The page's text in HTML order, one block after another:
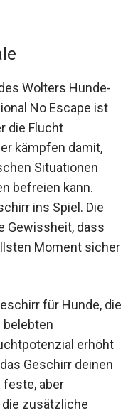
Wolters Hunde-
No Escape ist
die Flucht
kämpfen damit,
Situationen
befreien kann.
ins Spiel. Die
Gewissheit, dass
Moment sicher
für Hunde, die
belebten
erhöht
Geschirr deinen
feste, aber
zusätzliche